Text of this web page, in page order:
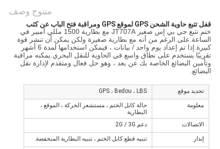
منتوج وصف
قفل تتبع حاوية الشحن GPS لموقع GPS ومراقبة فتح الباب عن كثب
ختم تتبع جي بي إس صغير JT707A مع بطارية 1500 مللي أمبير في
الساعة.على الرغم من أنه مع بطارية صغيرة ولكن يمكن أن تنشر قوة
كبيرة.إذا تم إعداد يوم واحد / بيانات ، فيمكن استخدامها لمدة 6 أشهر
تقريبًا.يستخدم على نطاق واسع في الحاوية للنقل البحري.يمكنه مراقبة
وتأمين البضائع الخاصة بك عن بعد ، وهو حل فعال ومتقدم لإدارة نقل
البضائع.
تحديد موقع GPS ، Bedou ، LBS
معلومة
حالة كابل الختم ، مستشعر الحركة ، الموقع ،
البطارية
الاتصالات
دعم 2G / 3G
إنذار تنبيه قطع كابل الختم ، تنبيه البطارية المنخفضة.